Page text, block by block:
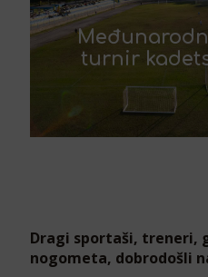
turnir
Dragi sportaši, treneri,
nogometa, dobrodošli